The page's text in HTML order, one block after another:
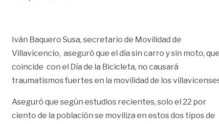
Iván Baquero Susa, secretario de Movilidad de
Villavicencio, aseguró que el día sin carro y sin moto,
coincide con el Día de la Bicicleta, no causará
traumatismos fuertes en la movilidad de los
Aseguró que según estudios recientes, solo el 22 por
ciento de la población se moviliza en estos dos tipos de